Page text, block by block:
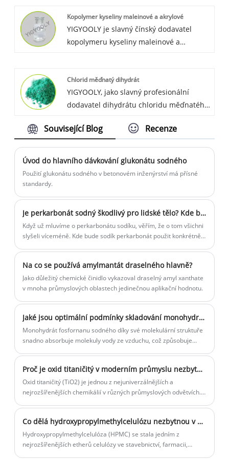
cenu. Každý rok se vyváží velké množství
do mnoha zemí.
Kopolymer kyseliny maleinové a akrylové
YIGYOOLY je slavný čínský dodavatel
kopolymeru kyseliny maleinové a
konkurenceschopná. Velké množství bylo
vyvezeno mnoha globálním zákazníkům a
získalo mnoho pozitivních recenzí.
Chlorid měďnatý dihydrát
YIGYOOLY, jako slavný profesionální
dodavatel dihydrátu chloridu měďnatého
konkurenceschopnou cenu, kvalitní
velké uznání a dobrou chválu od
zákazníků.
Související Blog Recenze
Úvod do hlavního dávkování glukonátu sodného
Použití glukonátu sodného v betonovém inženýrství má přísné
standardy.
Je perkarbonát sodný škodlivý pro lidské tělo? Kde bude v životě použit perkarbonát sodný?
Když už mluvíme o perkarbonátu sodíku, věřím, že o tom všichni
slyšeli víceméně. Kde bude sodík perkarbonát použit konkrétně a
sodný škodlivý pro lidské tělo? Kde bude v životě použit
perkarbonát sodný?
Na co se používá amylmantát draselného hlavně?
Jako důležitý chemické činidlo vykazoval draselný amyl xanthate
v mnoha průmyslových oblastech jedinečnou aplikační hodnotu.
Jaké jsou optimální podmínky skladování monohydrátu fosfornanu sodného?
Monohydrát fosfornanu sodného díky své molekulární struktuře
snadno absorbuje molekuly vody ze vzduchu, což způsobuje
Proč je oxid titaničitý v moderním průmyslu nezbytný?
Oxid titaničitý (TiO2) je jednou z nejuniverzálnějších a
nejrozšířenějších chemikálií v různých průmyslových odvětvích.
titaničitého se společnost Yigyooly Enterprise Limited pyšní
poskytováním vysoce kvalitního TiO2, který splňuje různé
potřeby zákazníků v různých odvětvích.
Co dělá hydroxypropylmethylcelulózu nezbytnou v moderním průmyslu?
Hydroxypropylmethylcelulóza (HPMC) se stala jedním z
nejrozšířenějších etherů celulózy ve stavebnictví, farmacii,